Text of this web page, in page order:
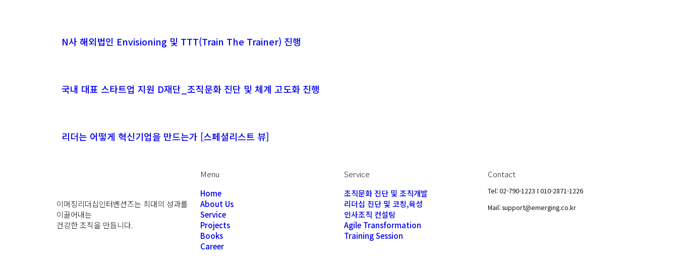
N사 해외법인 Envisioning 및 TTT(Train The Trainer) 진행
국내 대표 스타트업 지원 D재단_조직문화 진단 및 체계 고도화 진행
리더는 어떻게 혁신기업을 만드는가 [스페셜리스트 뷰]
이머징리더십인터벤션즈는 최대의 성과를
이끌어내는
건강한 조직을 만듭니다.
Menu
Home
About Us
Service
Projects
Books
Career
Service
조직문화 진단 및 조직개발
리더십 진단 및 코칭,육성
인사조직 컨설팅
Agile Transformation
Training Session
Contact
Tel: 02-790-1223 I 010-2871-1226
Mail: support@emerging.co.kr